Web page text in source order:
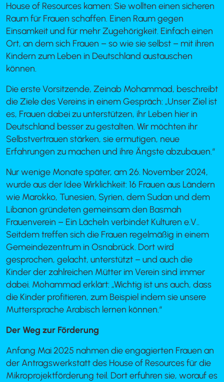
House of Resources kamen: Sie wollten einen sicheren
Raum für Frauen schaffen. Einen Raum gegen
Einsamkeit und für mehr Zugehörigkeit. Einfach einen
Ort, an dem sich Frauen – so wie sie selbst – mit ihren
Kindern zum Leben in Deutschland austauschen
können.
Die erste Vorsitzende, Zeinab Mohammad, beschreibt
die Ziele des Vereins in einem Gespräch: „Unser Ziel ist
es, Frauen dabei zu unterstützen, ihr Leben hier in
Deutschland besser zu gestalten. Wir möchten ihr
Selbstvertrauen stärken, sie ermutigen, neue
Erfahrungen zu machen und ihre Ängste abzubauen.“
Nur wenige Monate später, am 26. November 2024,
wurde aus der Idee Wirklichkeit: 16 Frauen aus Ländern
wie Marokko, Tunesien, Syrien, dem Sudan und dem
Libanon gründeten gemeinsam den Basmah
Frauenverein – Ein Lächeln verbindet Kulturen e.V..
Seitdem treffen sich die Frauen regelmäßig in einem
Gemeindezentrum in Osnabrück. Dort wird
gesprochen, gelacht, unterstützt – und auch die
Kinder der zahlreichen Mütter im Verein sind immer
dabei. Mohammad erklärt: „Wichtig ist uns auch, dass
die Kinder profitieren, zum Beispiel indem sie unsere
Muttersprache Arabisch lernen können.“
Der Weg zur Förderung
Anfang Mai 2025 nahmen die engagierten Frauen an
der Antragswerkstatt des House of Resources für die
Mikroprojektförderung teil. Dort erfuhren sie, worauf es